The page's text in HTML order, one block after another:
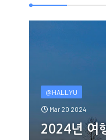
@HALLYU
Mar 20 2024
2024년 여